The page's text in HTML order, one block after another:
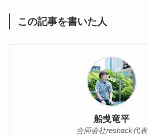
この記事を書いた人
船曵竜平
合同会社reshack代表